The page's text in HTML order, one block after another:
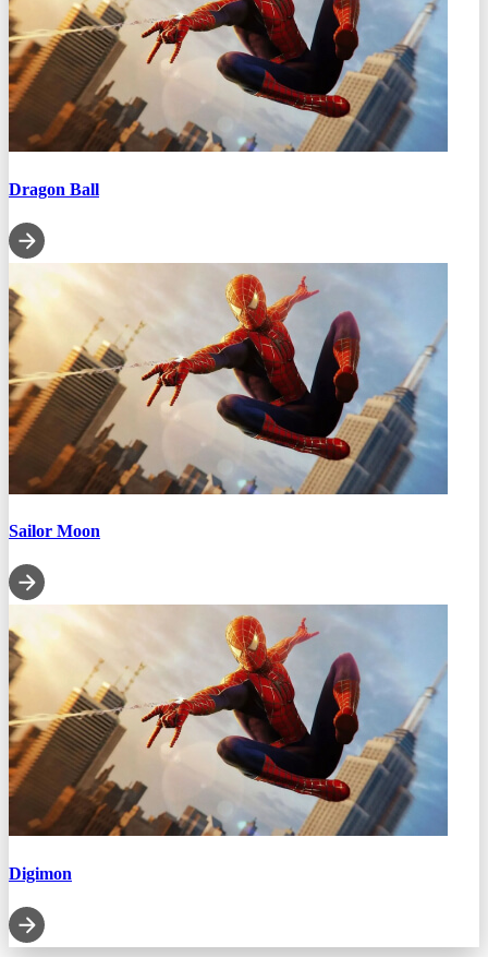
Dragon Ball
Sailor Moon
Digimon